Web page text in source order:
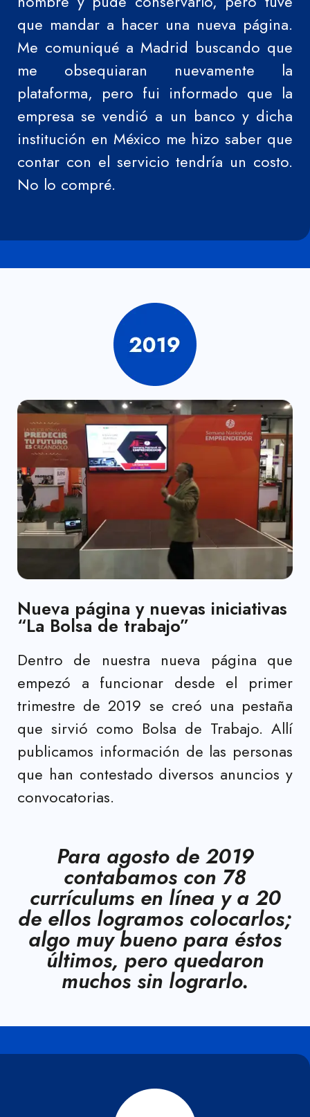
que mandar a hacer una nueva página.
Me comuniqué a Madrid buscando que
me obsequiaran nuevamente la
plataforma, pero fui informado que la
empresa se vendió a un banco y dicha
institución en México me hizo saber que
contar con el servicio tendría un costo.
No lo compré.
Nueva página y nuevas iniciativas
“La Bolsa de trabajo”
Dentro de nuestra nueva página que
empezó a funcionar desde el primer
trimestre de 2019 se creó una pestaña
que sirvió como Bolsa de Trabajo. Allí
publicamos información de las personas
que han contestado diversos anuncios y
convocatorias.
Para agosto de 2019
contabamos con 78
currículums en línea y a 20
de ellos logramos colocarlos;
algo muy bueno para éstos
últimos, pero quedaron
muchos sin lograrlo.